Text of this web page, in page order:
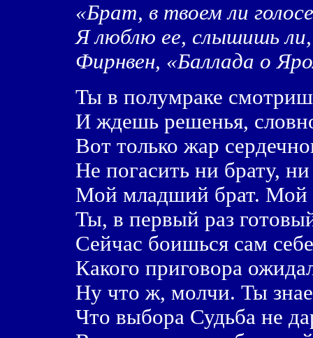
«Брат, в твоем ли
Я люблю ее, слышишь
Фирнвен, «Баллада о
Ты в полумраке
И ждешь решенья,
Вот только жар
Не погасить ни брату,
Мой младший брат. Мой
Ты, в первый раз
Сейчас боишься сам
Какого приговора
Ну что ж, молчи. Ты
Что выбора Судьба не